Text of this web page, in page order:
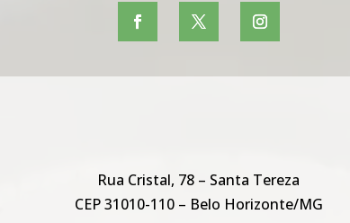
Rua Cristal, 78 – Santa Tereza
CEP 31010-110 – Belo Horizonte/MG